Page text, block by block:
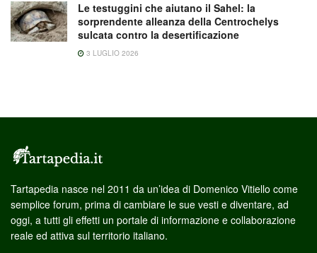
Le testuggini che aiutano il Sahel: la
sorprendente alleanza della Centrochelys
sulcata contro la desertificazione
3 LUGLIO 2026
Tartapedia nasce nel 2011 da un’idea di Domenico Vitiello come
semplice forum, prima di cambiare le sue vesti e diventare, ad
oggi, a tutti gli effetti un portale di informazione e collaborazione
reale ed attiva sul territorio italiano.